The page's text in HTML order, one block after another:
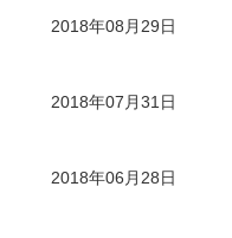
2018年08月29日
2018年07月31日
2018年06月28日